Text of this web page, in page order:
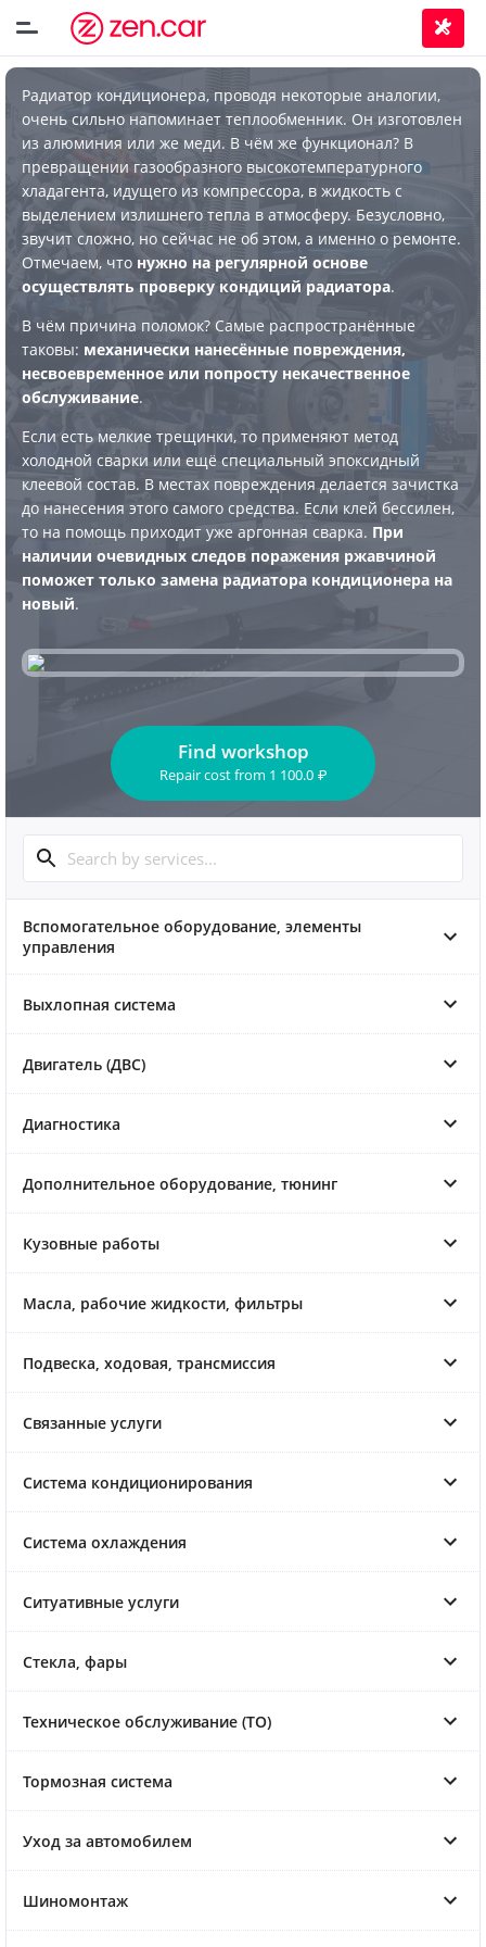
Радиатор кондиционера, проводя некоторые аналогии,
очень сильно напоминает теплообменник. Он изготовлен
из алюминия или же меди. В чём же функционал? В
превращении газообразного высокотемпературного
хладагента, идущего из компрессора, в жидкость с
выделением излишнего тепла в атмосферу. Безусловно,
звучит сложно, но сейчас не об этом, а именно о ремонте.
Отмечаем, что нужно на регулярной основе
осуществлять проверку кондиций радиатора.
В чём причина поломок? Самые распространённые
таковы: механически нанесённые повреждения,
несвоевременное или попросту некачественное
обслуживание.
Если есть мелкие трещинки, то применяют метод
холодной сварки или ещё специальный эпоксидный
клеевой состав. В местах повреждения делается зачистка
до нанесения этого самого средства. Если клей бессилен,
то на помощь приходит уже аргонная сварка. При
наличии очевидных следов поражения ржавчиной
поможет только замена радиатора кондиционера на
новый.
Find workshop
Repair costfrom 1 100.0 ₽
Вспомогательное оборудование, элементы
управления
Выхлопная система
Двигатель (ДВС)
Диагностика
Дополнительное оборудование, тюнинг
Кузовные работы
Масла, рабочие жидкости, фильтры
Подвеска, ходовая, трансмиссия
Связанные услуги
Система кондиционирования
Система охлаждения
Ситуативные услуги
Стекла, фары
Техническое обслуживание (ТО)
Тормозная система
Уход за автомобилем
Шиномонтаж